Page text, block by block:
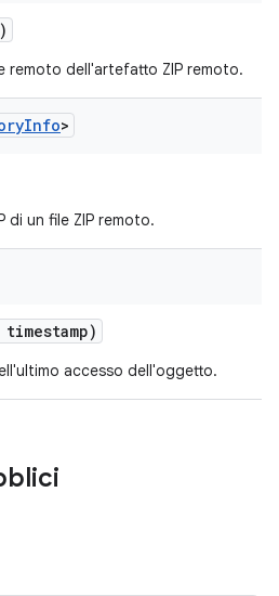
remoto dell'artefatto ZIP remoto.
Info>
di un file ZIP remoto.
accesso dell'oggetto.